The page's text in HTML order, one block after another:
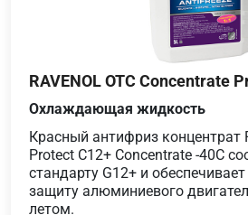
RAVENOL OTC Concentrate
Охлаждающая жидкость
Красный антифриз концентрат
Protect C12+ Concentrate -40C
стандарту G12+ и
защиту алюминиевого
летом.